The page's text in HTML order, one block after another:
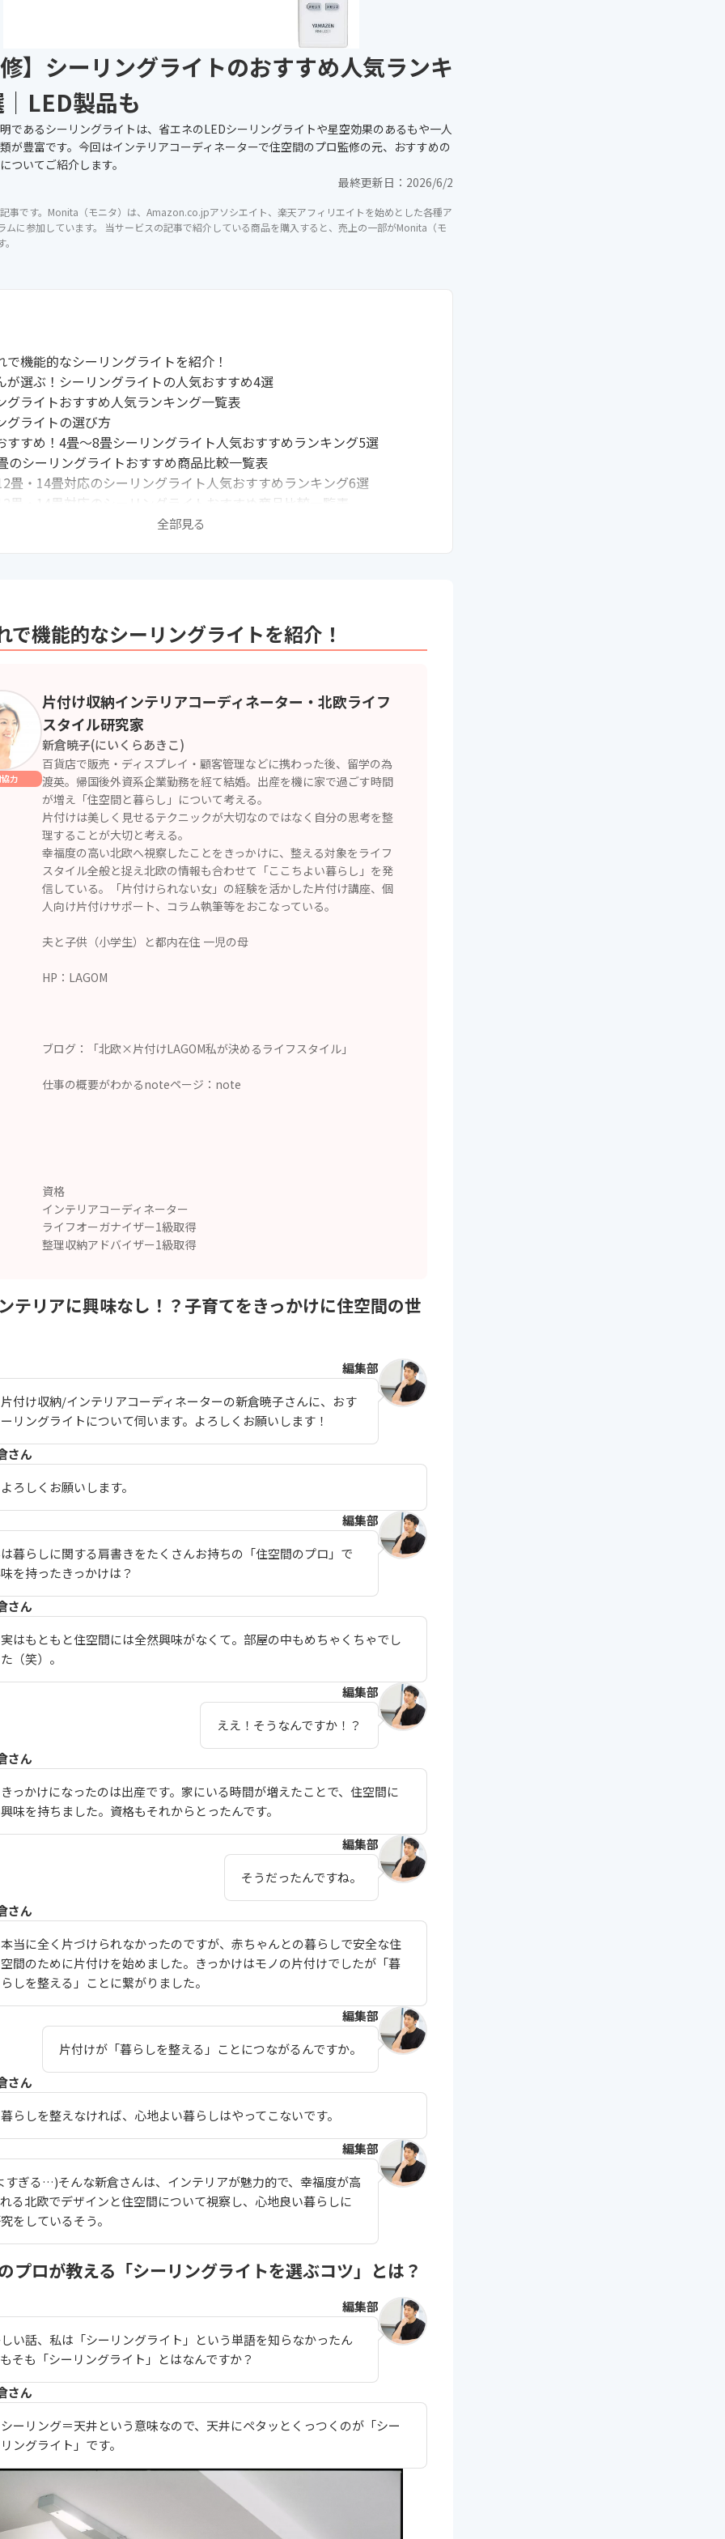
】シーリングライトのおすすめ人気ランキ
LED製品も
であるシーリングライトは、省エネのLEDシーリングライトや星空効果のあるもや一人
が豊富です。今回はインテリアコーディネーターで住空間のプロ監修の元、おすすめの
ついてご紹介します。
最終更新日： 2026/6/2
事です。Monita（モニタ）は、Amazon.co.jpアソシエイト、楽天アフィリエイトを始めとした各種ア
ムに参加しています。 当サービスの記事で紹介している商品を購入すると、売上の一部がMonita（モ
で機能的なシーリングライトを紹介！
が選ぶ！シーリングライトの人気おすすめ4選
グライトおすすめ人気ランキング一覧表
グライトの選び方
すすめ！4畳～8畳シーリングライト人気おすすめランキング5選
のシーリングライトおすすめ商品比較一覧表
畳・14畳対応のシーリングライト人気おすすめランキング6選
畳・14畳対応のシーリングライトおすすめ商品比較一覧表
ライトのシーリングライト人気おすすめランキング3選
グライトの捨て方は？
全部見る
で機能的なシーリングライトを紹介！
力
片付け収納インテリアコーディネーター・北欧ライフ
スタイル研究家
新倉暁子(にいくらあきこ)
百貨店で販売・ディスプレイ・顧客管理などに携わった後、留学の為
渡英。帰国後外資系企業勤務を経て結婚。出産を機に家で過ごす時間
が増え「住空間と暮らし」について考える。
片付けは美しく見せるテクニックが大切なのではなく自分の思考を整
理することが大切と考える。
幸福度の高い北欧へ視察したことをきっかけに、整える対象をライフ
スタイル全般と捉え北欧の情報も合わせて「ここちよい暮らし」を発
信している。「片付けられない女」の経験を活かした片付け講座、個
人向け片付けサポート、コラム執筆等をおこなっている。
夫と子供（小学生）と都内在住 一児の母
HP： LAGOM
ブログ： 「北欧×片付けLAGOM私が決めるライフスタイル」
仕事の概要がわかるnoteページ： note
資格
インテリアコーディネーター
ライフオーガナイザー1級取得
整理収納アドバイザー1級取得
テリアに興味なし！？子育てをきっかけに住空間の世
編集部
付け収納/インテリアコーディネーターの新倉暁子さんに、おす
リングライトについて伺います。よろしくお願いします！
さん
よろしくお願いします。
編集部
暮らしに関する肩書きをたくさんお持ちの「住空間のプロ」で
を持ったきっかけは？
さん
実はもともと住空間には全然興味がなくて。部屋の中もめちゃくちゃでし
た（笑）。
編集部
ええ！そうなんですか！？
さん
きっかけになったのは出産です。家にいる時間が増えたことで、住空間に
興味を持ちました。資格もそれからとったんです。
編集部
そうだったんですね。
さん
本当に全く片づけられなかったのですが、赤ちゃんとの暮らしで安全な住
空間のために片付けを始めました。 きっかけはモノの片付けでしたが「暮
らしを整える」ことに繋がりました。
編集部
片付けが「暮らしを整える」ことにつながるんですか。
さん
暮らしを整えなければ、心地よい暮らしはやってこないです。
編集部
すぎる…)そんな新倉さんは、インテリアが魅力的で、幸福度が高
る北欧でデザインと住空間について視察し、心地良い暮らしに
をしているそう。
プロが教える「シーリングライトを選ぶコツ」とは？
編集部
い話、私は「シーリングライト」という単語を知らなかったん
そも「シーリングライト」とはなんですか？
さん
シーリング＝天井という意味なので、 天井にペタッとくっつくのが「シー
リングライト」 です。